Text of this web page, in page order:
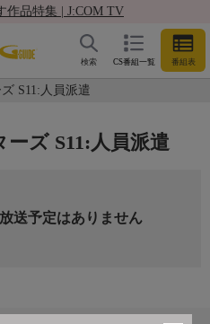
作品特集 | J:COM TV
CS番組一覧 番組表
検索
S11:人員派遣
ズ S11:人員派遣
送予定はありません